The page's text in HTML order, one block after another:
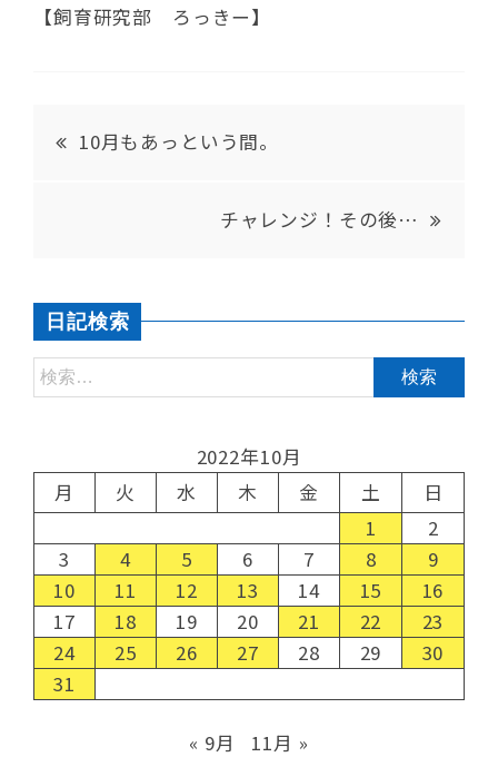
【飼育研究部 ろっきー】
10月もあっという間。
チャレンジ！その後…
日記検索
2022年10月
月
火 水 木 金 土
日
1
2
3
4 5 6 7 8
9
10
11 12 13 14 15
16
17
18 19 20 21 22
23
24
25 26 27 28 29
30
31
« 9月 11月 »